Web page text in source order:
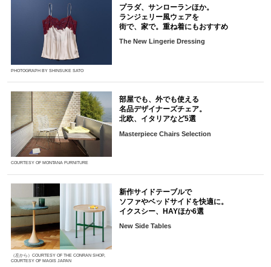
PHOTOGRAPH BY SHINSUKE SATO
プラダ、サンローランほか。
ランジェリー風ウェアを
街で、家で。重ね着にもおすすめ
The New Lingerie Dressing
COURTESY OF MONTANA FURNITURE
部屋でも、外でも使える
名品デザイナーズチェア。
北欧、イタリアなど5選
Masterpiece Chairs Selection
（左から）COURTESY OF THE CONRAN SHOP,
COURTESY OF MAGIS JAPAN
新作サイドテーブルで
ソファやベッドサイドを快適に。
イクスシー、HAYほか6選
New Side Tables